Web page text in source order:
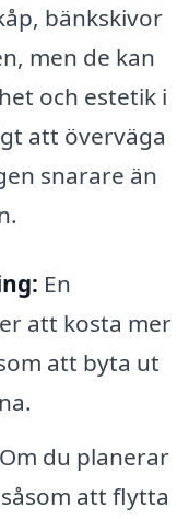
bänkskivor
men de kan
och estetik i
att överväga
snarare än
En
att kosta mer
att byta ut
Om du planerar
att flytta